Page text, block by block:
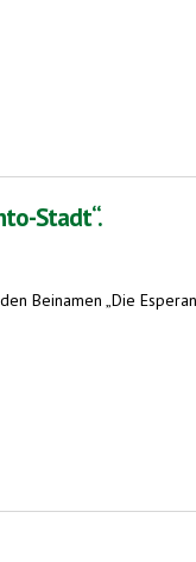
Stadt“.
Beinamen „Die